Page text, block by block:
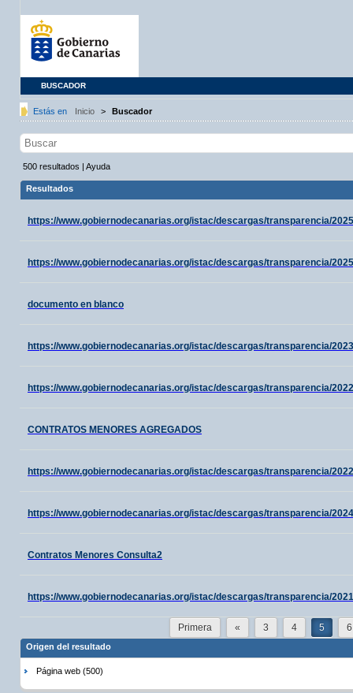
BUSCADOR
Estás en Inicio > Buscador
500 resultados | Ayuda
Resultados
https://www.gobiernodecanarias.org/istac/descargas/transparencia/
https://www.gobiernodecanarias.org/istac/descargas/transparencia/
documento en blanco
https://www.gobiernodecanarias.org/istac/descargas/transparencia/
https://www.gobiernodecanarias.org/istac/descargas/transparencia/
CONTRATOS MENORES AGREGADOS
https://www.gobiernodecanarias.org/istac/descargas/transparencia/
https://www.gobiernodecanarias.org/istac/descargas/transparencia/
Contratos Menores Consulta2
https://www.gobiernodecanarias.org/istac/descargas/transparencia/
Primera « 3 4 5 6
Origen del resultado
Página web (500)